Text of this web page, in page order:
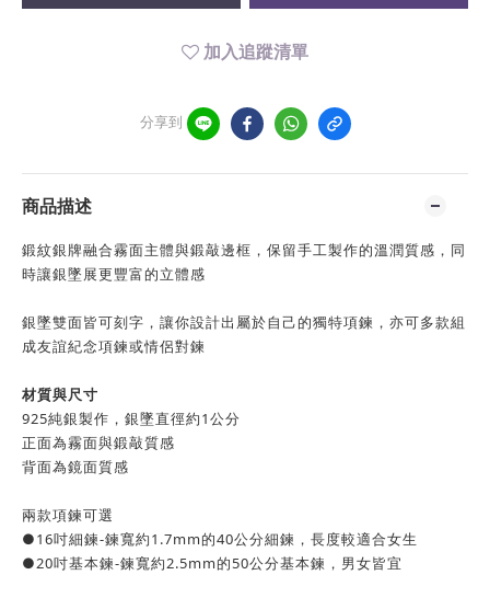
加入追蹤清單
分享到
商品描述
鍛紋銀牌融合霧面主體與鍛敲邊框，保留手工製作的溫潤質感，同
時讓銀墜展更豐富的立體感
銀墜雙面皆可刻字，讓你設計出屬於自己的獨特項鍊，亦可多款組
成友誼紀念項鍊或情侶對鍊
材質與尺寸
925純銀製作，銀墜直徑約1公分
正面為霧面與鍛敲質感
背面為鏡面質感
兩款項鍊可選
●16吋細鍊-鍊寬約1.7mm的40公分細鍊，長度較適合女生
●20吋基本鍊-鍊寬約2.5mm的50公分基本鍊，男女皆宜